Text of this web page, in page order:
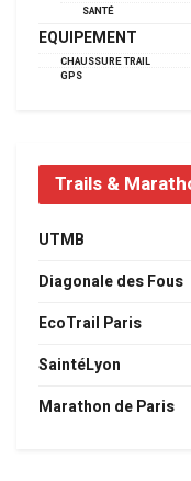
SANTÉ
EQUIPEMENT
CHAUSSURE TRAIL
GPS
Trails &
UTMB
Diagonale des Fous
EcoTrail Paris
SaintéLyon
Marathon de Paris